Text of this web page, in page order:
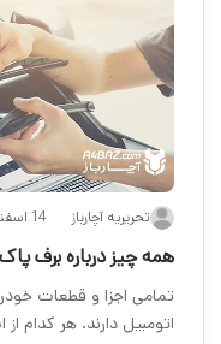
تحریریه آچارباز 14 اسفند 1398
همه چیز درباره برف
تمامی اجزا و قطعات
اتومبیل دارند. هر کدام